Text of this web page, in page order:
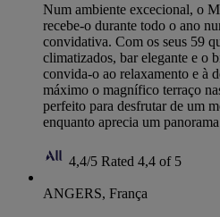
Num ambiente excecional, o
recebe-o durante todo o ano
convidativa. Com os seus 59
climatizados, bar elegante e o
convida-o ao relaxamento e à
máximo o magnífico terraço
perfeito para desfrutar de um
enquanto aprecia um
4,4/5 Rated 4,4 of 5
ANGERS, França